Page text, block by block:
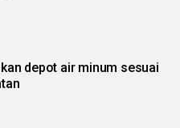
depot air minum sesuai